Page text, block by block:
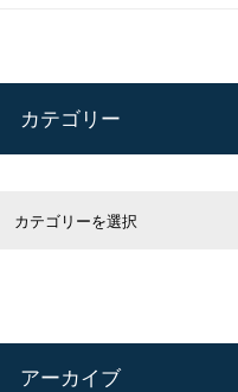
カテゴリー
アーカイブ